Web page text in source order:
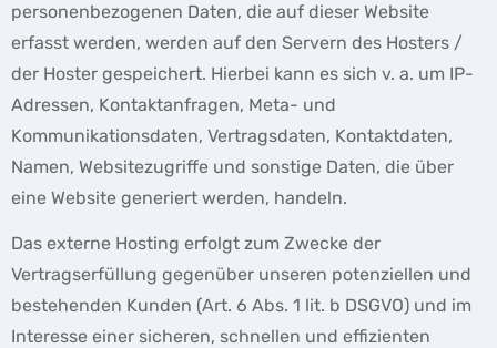
personenbezogenen Daten, die auf dieser Website
erfasst werden, werden auf den Servern des Hosters /
der Hoster gespeichert. Hierbei kann es sich v. a. um IP-
Adressen, Kontaktanfragen, Meta- und
Kommunikationsdaten, Vertragsdaten, Kontaktdaten,
Namen, Websitezugriffe und sonstige Daten, die über
eine Website generiert werden, handeln.
Das externe Hosting erfolgt zum Zwecke der
Vertragserfüllung gegenüber unseren potenziellen und
bestehenden Kunden (Art. 6 Abs. 1 lit. b DSGVO) und im
Interesse einer sicheren, schnellen und effizienten